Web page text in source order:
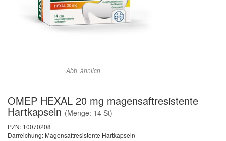
Abb. ähnlich
OMEP HEXAL 20 mg magensaftresistente
Hartkapseln (Menge: 14 St)
PZN: 10070208
Darreichung: Magensaftresistente Hartkapseln